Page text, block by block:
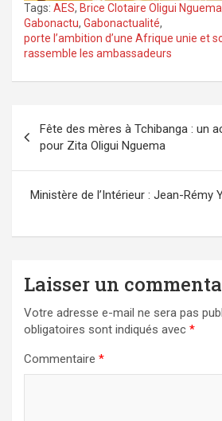
Tags: AES, Brice Clotaire Oligui Nguema
Gabonactu, Gabonactualité,
porte l’ambition d’une Afrique unie et
rassemble les ambassadeurs
de
l’article
Fête des mères à Tchibanga : un
pour Zita Oligui Nguema
Ministère de l’Intérieur : Jean-Rémy
Laisser un
Votre adresse e-mail ne sera pas
obligatoires sont indiqués avec *
Commentaire *